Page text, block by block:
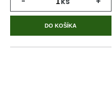
DO KOŠÍKA